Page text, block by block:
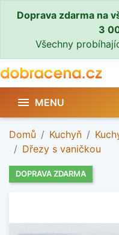
Doprava zdarma na
3
Všechny
 MENU
Domů Kuchyň
Dřezy s vaničkou
DOPRAVA ZDARMA